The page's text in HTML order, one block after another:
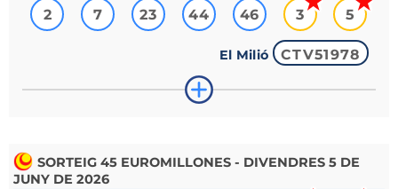
2 7 23 44 46 3 5
El Milió CTV51978
SORTEIG 45 EUROMILLONES - DIVENDRES 5 DE
JUNY DE 2026